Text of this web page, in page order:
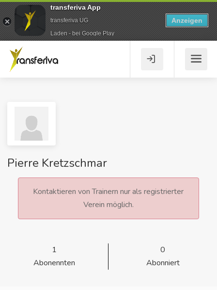
Pierre Kretzschmar
Kontaktieren von Trainern nur als registrierter
Verein möglich.
1
Abonennten
0
Abonniert
transferiva App
transferiva UG
Laden - bei Google Play
Anzeigen